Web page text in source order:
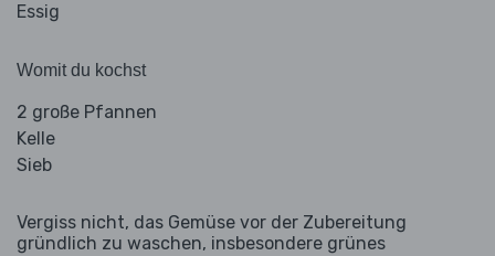
Essig
Womit du kochst
2 große Pfannen
Kelle
Sieb
Vergiss nicht, das Gemüse vor der Zubereitung
gründlich zu waschen, insbesondere grünes